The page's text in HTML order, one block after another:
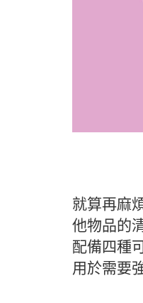
就算再麻
他物品的
配備四種
用於需要